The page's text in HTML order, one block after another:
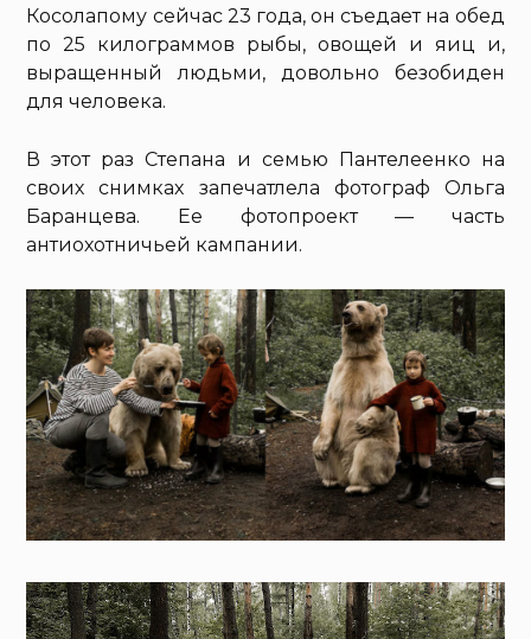
Косолапому сейчас 23 года, он съедает на обед
по 25 килограммов рыбы, овощей и яиц и,
выращенный людьми, довольно безобиден
для человека.
В этот раз Степана и семью Пантелеенко на
своих снимках запечатлела фотограф Ольга
Баранцева. Ее фотопроект — часть
антиохотничьей кампании.